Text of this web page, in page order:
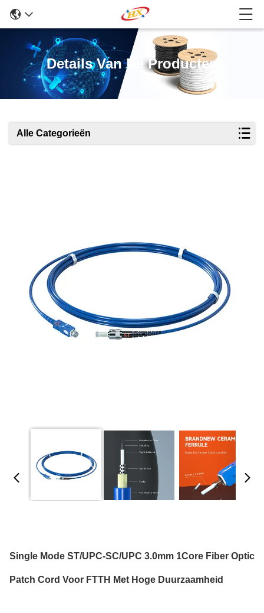
Details Van De Producten
Alle Categorieën
Single Mode ST/UPC-SC/UPC 3.0mm 1Core Fiber Optic
Patch Cord Voor FTTH Met Hoge Duurzaamheid